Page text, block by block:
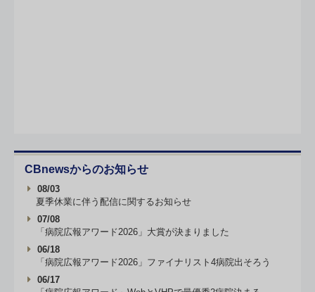
CBnewsからのお知らせ
08/03
夏季休業に伴う配信に関するお知らせ
07/08
「病院広報アワード2026」大賞が決まりました
06/18
「病院広報アワード2026」ファイナリスト4病院出そろう
06/17